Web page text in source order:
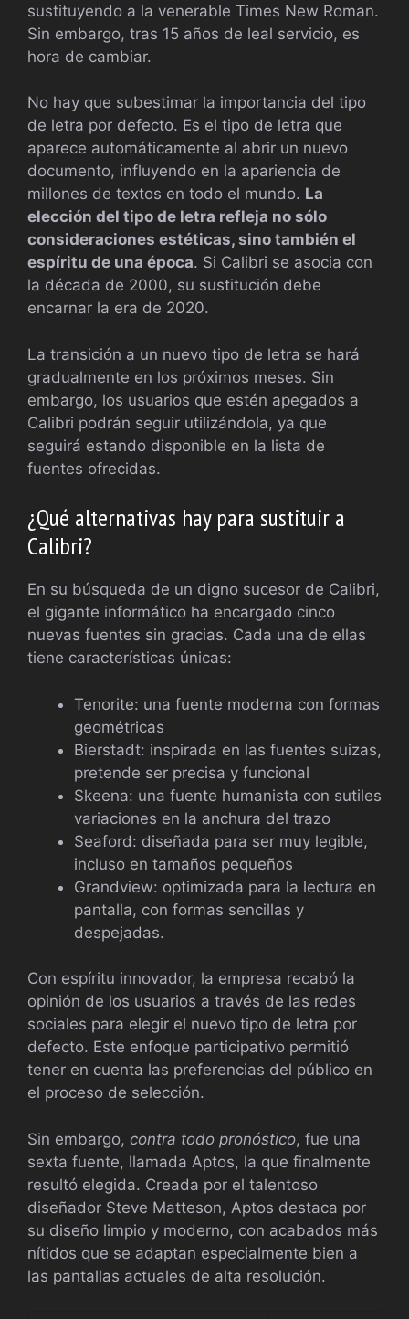
sustituyendo a la venerable Times New Roman.
Sin embargo, tras 15 años de leal servicio, es
hora de cambiar.
No hay que subestimar la importancia del tipo
de letra por defecto. Es el tipo de letra que
aparece automáticamente al abrir un nuevo
documento, influyendo en la apariencia de
millones de textos en todo el mundo. La
elección del tipo de letra refleja no sólo
consideraciones estéticas, sino también el
espíritu de una época. Si Calibri se asocia con
la década de 2000, su sustitución debe
encarnar la era de 2020.
La transición a un nuevo tipo de letra se hará
gradualmente en los próximos meses. Sin
embargo, los usuarios que estén apegados a
Calibri podrán seguir utilizándola, ya que
seguirá estando disponible en la lista de
fuentes ofrecidas.
¿Qué alternativas hay para sustituir a
Calibri?
En su búsqueda de un digno sucesor de Calibri,
el gigante informático ha encargado cinco
nuevas fuentes sin gracias. Cada una de ellas
tiene características únicas:
Tenorite: una fuente moderna con formas
geométricas
Bierstadt: inspirada en las fuentes suizas,
pretende ser precisa y funcional
Skeena: una fuente humanista con sutiles
variaciones en la anchura del trazo
Seaford: diseñada para ser muy legible,
incluso en tamaños pequeños
Grandview: optimizada para la lectura en
pantalla, con formas sencillas y
despejadas.
Con espíritu innovador, la empresa recabó la
opinión de los usuarios a través de las redes
sociales para elegir el nuevo tipo de letra por
defecto. Este enfoque participativo permitió
tener en cuenta las preferencias del público en
el proceso de selección.
Sin embargo, contra todo pronóstico, fue una
sexta fuente, llamada Aptos, la que finalmente
resultó elegida. Creada por el talentoso
diseñador Steve Matteson, Aptos destaca por
su diseño limpio y moderno, con acabados más
nítidos que se adaptan especialmente bien a
las pantallas actuales de alta resolución.